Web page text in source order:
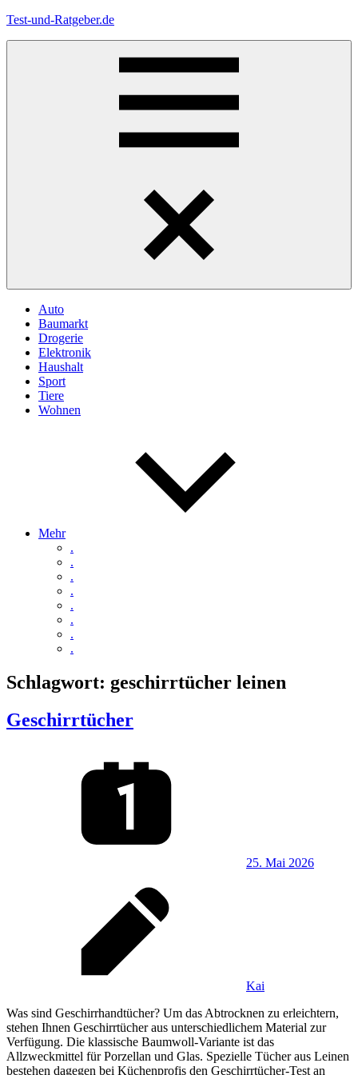
Zum
Test-und-Ratgeber.de
Auto
Baumarkt
Drogerie
Elektronik
Haushalt
Sport
Tiere
Wohnen
Mehr
.
.
.
.
.
.
.
.
Schlagwort: geschirrtücher leinen
Geschirrtücher
25. Mai 2026
Kai
Was sind Geschirrhandtücher? Um das Abtrocknen zu erleichtern,
stehen Ihnen Geschirrtücher aus unterschiedlichem Material zur
Verfügung. Die klassische Baumwoll-Variante ist das
Allzweckmittel für Porzellan und Glas. Spezielle Tücher aus Leinen
bestehen dagegen bei Küchenprofis den Geschirrtücher-Test an